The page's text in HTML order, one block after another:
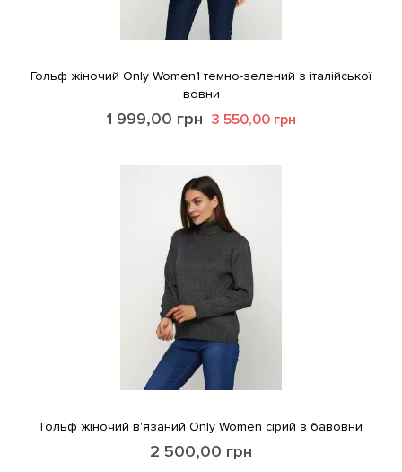
Гольф жіночий Only Women1 темно-зелений з італійської
вовни
1 999,00 грн 3 550,00грн
Гольф жіночий в'язаний Only Women сірий з бавовни
2 500,00 грн